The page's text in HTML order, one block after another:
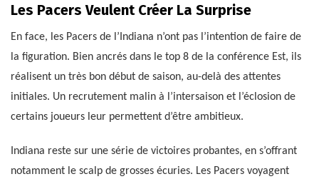
Les Pacers Veulent Créer La Surprise
En face, les Pacers de l’Indiana n’ont pas l’intention de faire de
la figuration. Bien ancrés dans le top 8 de la conférence Est, ils
réalisent un très bon début de saison, au-delà des attentes
initiales. Un recrutement malin à l’intersaison et l’éclosion de
certains joueurs leur permettent d’être ambitieux.
Indiana reste sur une série de victoires probantes, en s’offrant
notamment le scalp de grosses écuries. Les Pacers voyagent